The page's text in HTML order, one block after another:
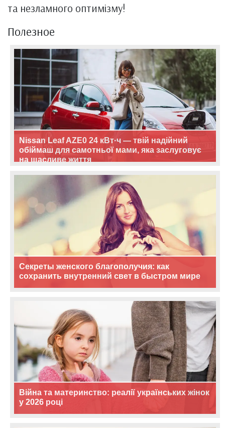
та незламного оптимізму!
Полезное
Nissan Leaf AZE0 24 кВт·ч — твій надійний
обіймаш для самотньої мами, яка заслуговує
на щасливе життя
Секреты женского благополучия: как
сохранить внутренний свет в быстром мире
Війна та материнство: реалії українських жінок
у 2026 році